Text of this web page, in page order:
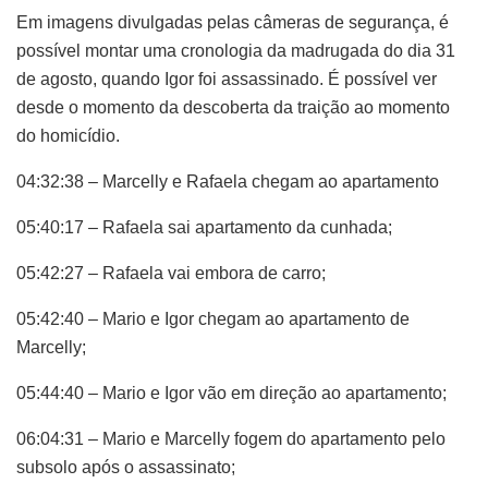
Em imagens divulgadas pelas câmeras de segurança, é
possível montar uma cronologia da madrugada do dia 31
de agosto, quando Igor foi assassinado. É possível ver
desde o momento da descoberta da traição ao momento
do homicídio.
04:32:38 – Marcelly e Rafaela chegam ao apartamento
05:40:17 – Rafaela sai apartamento da cunhada;
05:42:27 – Rafaela vai embora de carro;
05:42:40 – Mario e Igor chegam ao apartamento de
Marcelly;
05:44:40 – Mario e Igor vão em direção ao apartamento;
06:04:31 – Mario e Marcelly fogem do apartamento pelo
subsolo após o assassinato;